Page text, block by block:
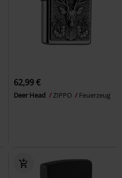
62,99 €
Deer Head ZIPPO Feuerzeug